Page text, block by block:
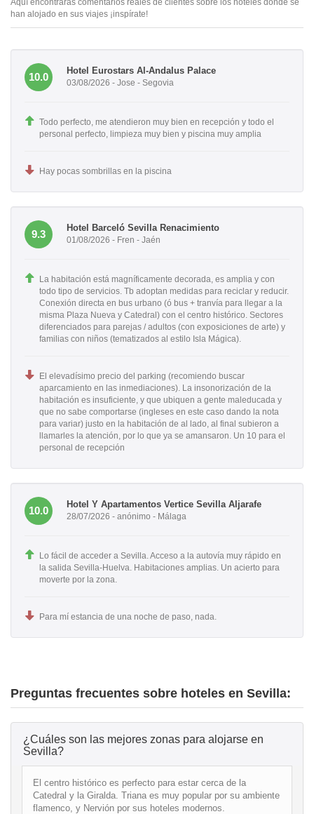
Aquí encontrarás comentarios reales de clientes sobre los hoteles donde se
han alojado en sus viajes ¡inspírate!
10.0
Hotel Eurostars Al-Andalus Palace
03/08/2026 - Jose - Segovia
Todo perfecto, me atendieron muy bien en recepción y todo el
personal perfecto, limpieza muy bien y piscina muy amplia
Hay pocas sombrillas en la piscina
9.3
Hotel Barceló Sevilla Renacimiento
01/08/2026 - Fren - Jaén
La habitación está magníficamente decorada, es amplia y con
todo tipo de servicios. Tb adoptan medidas para reciclar y reducir.
Conexión directa en bus urbano (ó bus + tranvía para llegar a la
misma Plaza Nueva y Catedral) con el centro histórico. Sectores
diferenciados para parejas / adultos (con exposiciones de arte) y
familias con niños (tematizados al estilo Isla Mágica).
El elevadísimo precio del parking (recomiendo buscar
aparcamiento en las inmediaciones). La insonorización de la
habitación es insuficiente, y que ubiquen a gente maleducada y
que no sabe comportarse (ingleses en este caso dando la nota
para variar) justo en la habitación de al lado, al final subieron a
llamarles la atención, por lo que ya se amansaron. Un 10 para el
personal de recepción
10.0
Hotel Y Apartamentos Vertice Sevilla Aljarafe
28/07/2026 - anónimo - Málaga
Lo fácil de acceder a Sevilla. Acceso a la autovía muy rápido en
la salida Sevilla-Huelva. Habitaciones amplias. Un acierto para
moverte por la zona.
Para mí estancia de una noche de paso, nada.
Preguntas frecuentes sobre hoteles en Sevilla:
¿Cuáles son las mejores zonas para alojarse en
Sevilla?
El centro histórico es perfecto para estar cerca de la
Catedral y la Giralda. Triana es muy popular por su ambiente
flamenco, y Nervión por sus hoteles modernos.